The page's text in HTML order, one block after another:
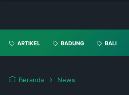
ARTIKEL BADUNG BALI
Beranda News